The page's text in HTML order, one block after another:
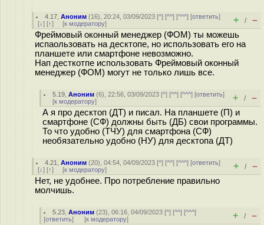
4.17 ,Аноним (16), 20:24, 03/09/2023 [^] [^^] [^^^] [ответить]
[↓] [↑] [к модератору] + / –
Фреймовый оконный менеджер (ФОМ) ты можешь
испаользовать на десктопе, но использовать его на
планшете или смартфоне невозможно.
Нап десткотпе использовать Фреймовый оконный
менеджер (ФОМ) могут не только лишь все.
5.19 ,Аноним (6), 22:56, 03/09/2023 [^] [^^] [^^^] [ответить]
[к модератору] + / –
А я про десктоп (ДТ) и писал. На планшете (П) и
смартфоне (СФ) должны быть (ДБ) свои программы.
То что удобно (ТЧУ) для смартфона (СФ)
необязательно удобно (НУ) для десктопа (ДТ)
4.21 ,Аноним (20), 04:54, 04/09/2023 [^] [^^] [^^^] [ответить]
[↓] [↑] [к модератору] + / –
Нет, не удобнее. Про потребление правильно
молчишь.
5.23 ,Аноним (23), 06:16, 04/09/2023 [^] [^^] [^^^]
[ответить] [к модератору] + / –